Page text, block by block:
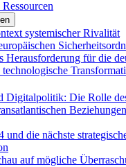
systemischer Rivalität
Herausforderung für die
Digitalpolitik: Die Rolle
Beziehungen
und die nächste
auf mögliche